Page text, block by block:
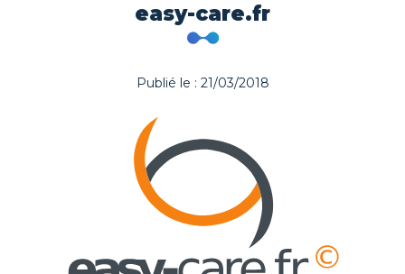
easy-care.fr
Publié le : 21/03/2018